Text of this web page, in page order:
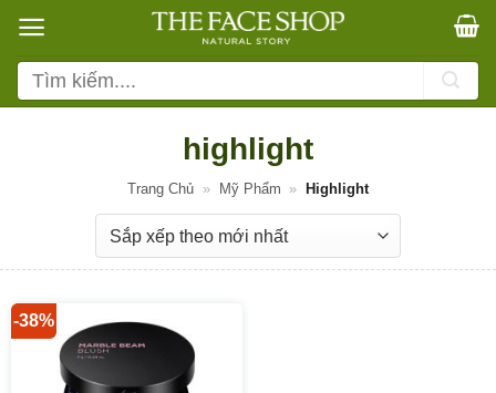
qua
nội
dung
Tìm
kiếm:
highlight
Trang Chủ » Mỹ Phẩm » Highlight
-38%